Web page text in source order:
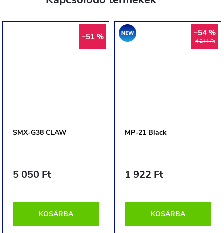
–51 %
SMX-G38 CLAW
5 050 Ft
KOSÁRBA
Akció
4 244 Ft
–54 %
MP-21 Black
1 922 Ft
KOSÁRBA